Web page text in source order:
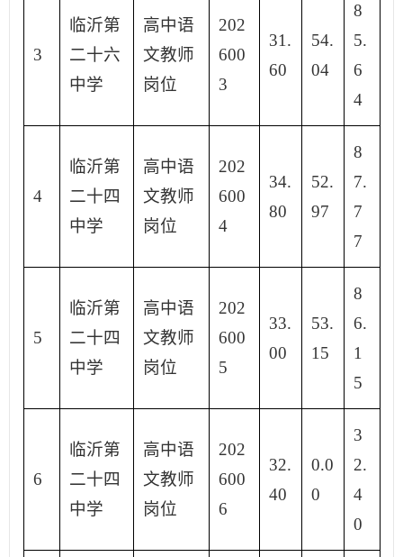
3
临沂第
二十六
中学
高中语
文教师
岗位
202
600
3
31.
60
54.
04
8
5.
6
4
4
临沂第
二十四
中学
高中语
文教师
岗位
202
600
4
34.
80
52.
97
8
7.
7
7
5
临沂第
二十四
中学
高中语
文教师
岗位
202
600
5
33.
00
53.
15
8
6.
1
5
6
临沂第
二十四
中学
高中语
文教师
岗位
202
600
6
32.
40
0.0
0
3
2.
4
0